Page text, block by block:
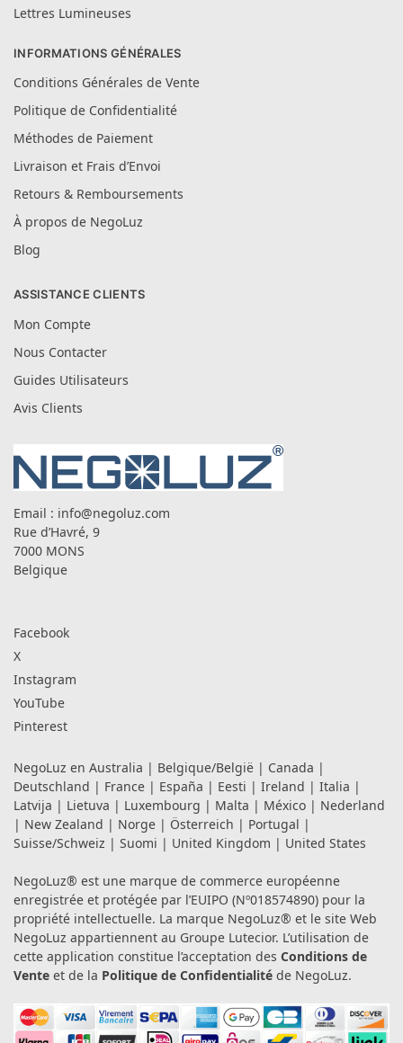
Lettres Lumineuses
INFORMATIONS GÉNÉRALES
Conditions Générales de Vente
Politique de Confidentialité
Méthodes de Paiement
Livraison et Frais d’Envoi
Retours & Remboursements
À propos de NegoLuz
Blog
ASSISTANCE CLIENTS
Mon Compte
Nous Contacter
Guides Utilisateurs
Avis Clients
Email : info@negoluz.com
Rue d’Havré, 9
7000 MONS
Belgique
Facebook
X
Instagram
YouTube
Pinterest
NegoLuz en Australia | Belgique/België | Canada |
Deutschland | France | España | Eesti | Ireland | Italia |
Latvija | Lietuva | Luxembourg | Malta | México | Nederland
| New Zealand | Norge | Österreich | Portugal |
Suisse/Schweiz | Suomi | United Kingdom | United States
NegoLuz® est une marque de commerce européenne
enregistrée et protégée par l’EUIPO (Nº018574890) pour la
propriété intellectuelle. La marque NegoLuz® et le site Web
NegoLuz appartiennent au Groupe Lutecior. L’utilisation de
cette application constitue l’acceptation des Conditions de
Vente et de la Politique de Confidentialité de NegoLuz.